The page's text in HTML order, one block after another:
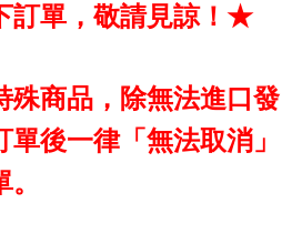
訂單，敬請見諒！★
殊商品，除無法進口發
後一律「無法取消」